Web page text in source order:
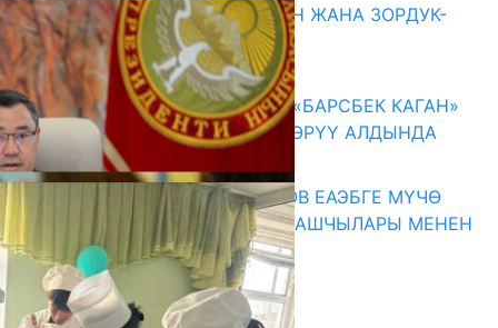
ГЕНДЕРДИК БАСМЫРЛООДОН ЖАНА ЗОРДУК-
ЗОМБУЛУКТАН КОРГОО
07.08.2026
КЫРГЫЗ ТАРЫХЫ ТАСМАДА: «БАРСБЕК КАГАН»
КӨРКӨМ ТАСМАСЫ ЖАРЫК КӨРҮҮ АЛДЫНДА
07.08.2026
ПРЕЗИДЕНТ САДЫР ЖАПАРОВ ЕАЭБГЕ МҮЧӨ
МАМЛЕКЕТТЕРДИН ӨКМӨТ БАШЧЫЛАРЫ МЕНЕН
ЖОЛУГУШТУ
07.08.2026
Абитуриент